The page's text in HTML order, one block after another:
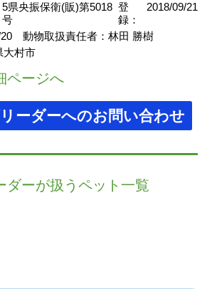
5県央振保衛(販)第5018
号
登
録：
2018/09/21
20 動物取扱責任者： 林田 勝樹
大村市
ページへ
ーダーへのお問い合わせ
ダーが扱うペット一覧